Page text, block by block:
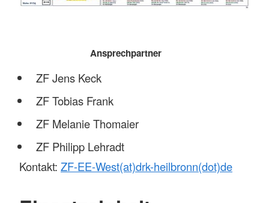
Ansprechpartner
ZF Jens Keck
ZF Tobias Frank
ZF Melanie Thomaier
ZF Philipp Lehradt
Kontakt: ZF-EE-West(at)drk-heilbronn(dot)de